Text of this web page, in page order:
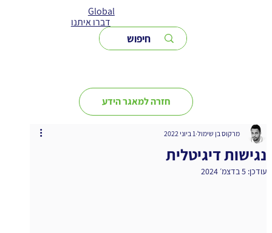
Global
דברו איתנו
חזרה למאגר הידע
נגישות דיגיטלית
מרקוס בן שימול 1 ביוני 2022
עודכן: 5 בדצמ׳ 2024